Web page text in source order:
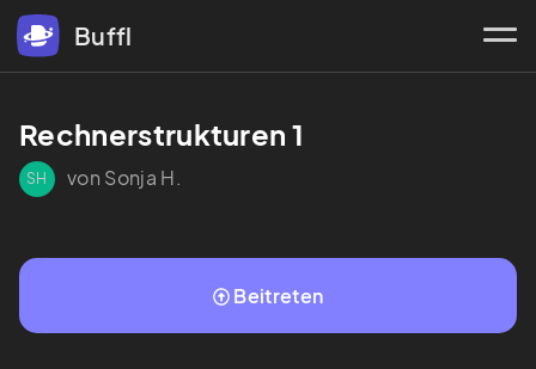
Buffl
Rechnerstrukturen 1
SH von Sonja H.
Beitreten